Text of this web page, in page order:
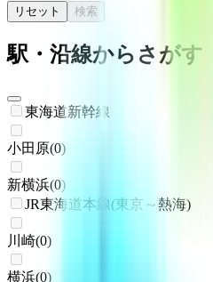
リセット 検索
駅・沿線からさがす
東海道新幹線
小田原(0)
新横浜(0)
JR東海道本線(東京～熱海)
川崎(0)
横浜(0)